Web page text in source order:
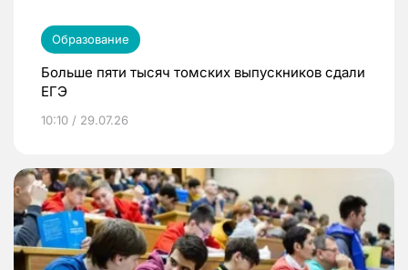
Образование
Больше пяти тысяч томских выпускников сдали
ЕГЭ
10:10 / 29.07.26